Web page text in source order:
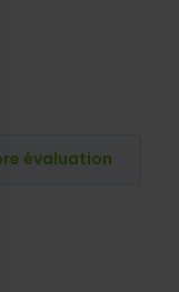
évaluation